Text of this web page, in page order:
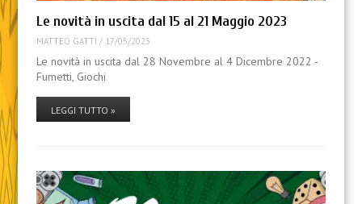
Le novità in uscita dal 15 al 21 Maggio 2023
MATTEO GATTI / 17/05/2023
Le novità in uscita dal 28 Novembre al 4 Dicembre 2022 -
Fumetti, Giochi
LEGGI TUTTO »